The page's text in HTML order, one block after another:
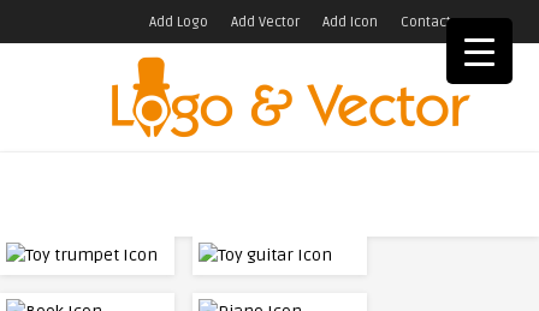
Add Logo Add Vector Add Icon Contact